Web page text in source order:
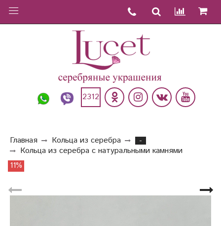
2312
Главная Кольца из серебра
-
Кольца из серебра с натуральными камнями
11%